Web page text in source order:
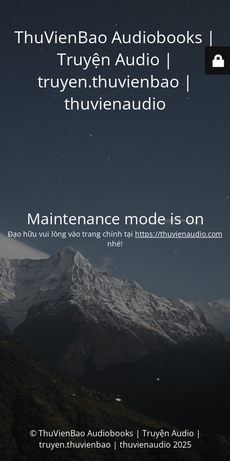
ThuVienBao Audiobooks |
Truyện Audio |
truyen.thuvienbao |
thuvienaudio
Maintenance mode is on
Đạo hữu vui lòng vào trang chính tại https://thuvienaudio.com
nhé!
© ThuVienBao Audiobooks | Truyện Audio |
truyen.thuvienbao | thuvienaudio 2025